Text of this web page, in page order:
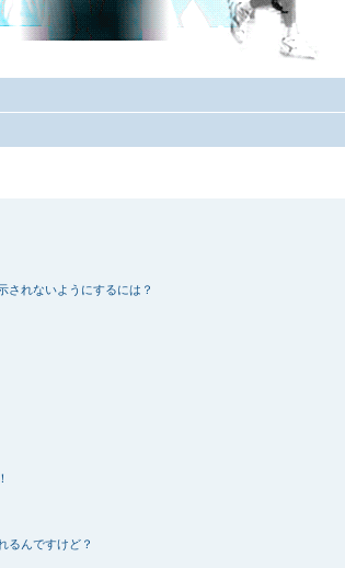
されないようにするには？
るんですけど？